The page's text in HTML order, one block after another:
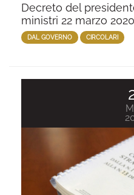
Decreto del
ministri 22 marzo
DAL GOVERNO CIRCOLARI